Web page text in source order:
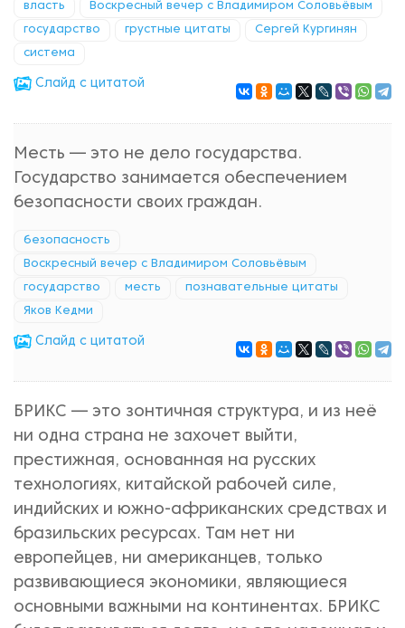
власть Воскресный вечер с Владимиром Соловьёвым
государство грустные цитаты Сергей Кургинян
система
Cлайд с цитатой
Месть — это не дело государства.
Государство занимается обеспечением
безопасности своих граждан.
безопасность
Воскресный вечер с Владимиром Соловьёвым
государство месть познавательные цитаты
Яков Кедми
Cлайд с цитатой
БРИКС — это зонтичная структура, и из неё
ни одна страна не захочет выйти,
престижная, основанная на русских
технологиях, китайской рабочей силе,
индийских и южно-африканских средствах и
бразильских ресурсах. Там нет ни
европейцев, ни американцев, только
развивающиеся экономики, являющиеся
основными важными на континентах. БРИКС